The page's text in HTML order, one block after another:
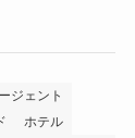
ジェント
ホテル